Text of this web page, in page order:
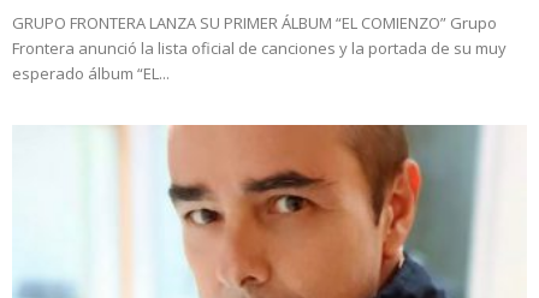
GRUPO FRONTERA LANZA SU PRIMER ÁLBUM “EL COMIENZO” Grupo
Frontera anunció la lista oficial de canciones y la portada de su muy
esperado álbum “EL...